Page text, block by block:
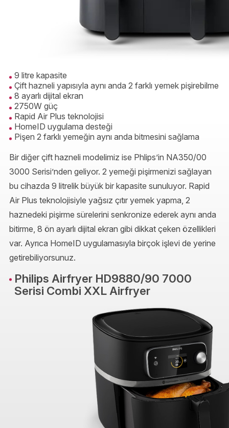
9 litre kapasite
Çift hazneli yapısıyla aynı anda 2 farklı yemek pişirebilme
8 ayarlı dijital ekran
2750W güç
Rapid Air Plus teknolojisi
HomeID uygulama desteği
Pişen 2 farklı yemeğin aynı anda bitmesini sağlama
Bir diğer çift hazneli modelimiz ise Phlips’in NA350/00
3000 Serisi’nden geliyor. 2 yemeği pişirmenizi sağlayan
bu cihazda 9 litrelik büyük bir kapasite sunuluyor. Rapid
Air Plus teknolojisiyle yağsız çıtır yemek yapma, 2
haznedeki pişirme sürelerini senkronize ederek aynı anda
bitirme, 8 ön ayarlı dijital ekran gibi dikkat çeken özellikleri
var. Ayrıca HomeID uygulamasıyla birçok işlevi de yerine
getirebiliyorsunuz.
Philips Airfryer HD9880/90 7000
Serisi Combi XXL Airfryer